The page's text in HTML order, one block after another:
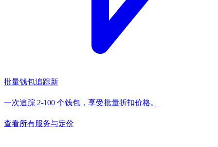
批量钱包追踪新
一次追踪 2-100 个钱包，享受批量折扣价格。
查看所有服务与定价